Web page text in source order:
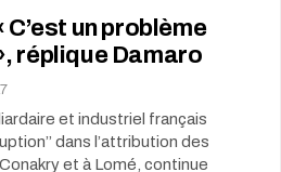
un problème
réplique Damaro
et industriel français
dans l’attribution des
et à Lomé, continue